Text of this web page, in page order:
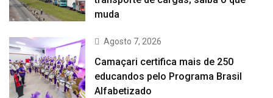
muda
Agosto 7, 2026
Camaçari certifica mais de 250
educandos pelo Programa Brasil
Alfabetizado